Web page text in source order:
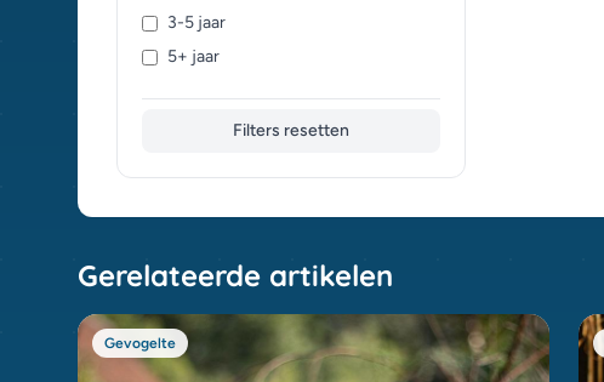
3-5 jaar
5+ jaar
Filters resetten
Gerelateerde artikelen
Gevogelte